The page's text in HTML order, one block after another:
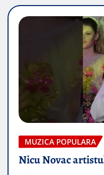
MUZICA POPULARA
Nicu Novac